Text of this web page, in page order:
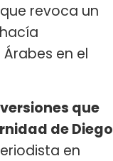
revoca un
en el
que
de Diego
en